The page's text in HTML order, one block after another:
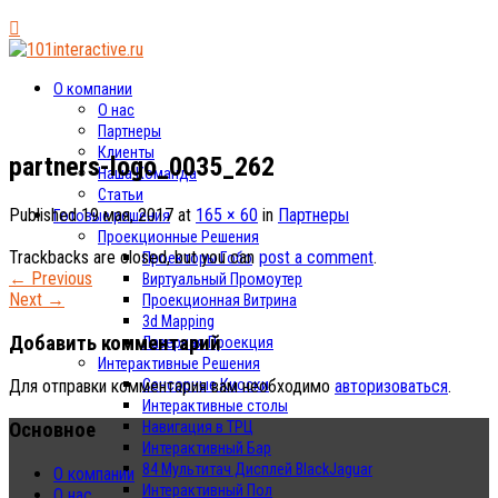
О компании
О нас
Партнеры
Клиенты
Наша Команда
Статьи
Готовые решения
Проекционные Решения
Проекторы Гобо
Виртуальный Промоутер
Проекционная Витрина
3d Mapping
Лазерная Проекция
Интерактивные Решения
Сенсорные Киоски
Интерактивные столы
Навигация в ТРЦ
Интерактивный Бар
84 Мультитач Дисплей BlackJaguar
Интерактивный Пол
partners-logo_0035_262
Published19 мая, 2017 at 165 × 60 in Партнеры
Trackbacks are closed, but you can post a comment.
← Previous
Next →
Добавить комментарий
Для отправки комментария вам необходимо авторизоваться.
Основное
О компании